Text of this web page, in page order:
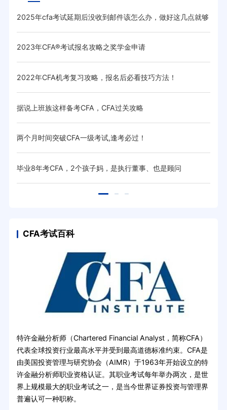
2025年cfa考试延期后没收到邮件该怎么办，做好这几点就够
了！
2023年CFA®考试报名攻略之奖学金申请
2022年CFA机考复习攻略，报名后必看技巧方法！
据说上班族这样备考CFA，CFA过关攻略
两个月时间突破CFA一级考试,逢考必过！
毕业8年考CFA，2个孩子妈，是执行董事、也是顾问
CFA考试百科
特许金融分析师（Chartered Financial Analyst，简称CFA）
代表全球投资行业最高水平并受到最高道德标准约束。CFA是
由美国投资管理与研究协会（AIMR）于1963年开始设立的特
许金融分析师职业资格认证。其职业考试每年举办两次，是世
界上规模最大的职业考试之一，是当今世界证券投资与管理界
普遍认可一种职称。